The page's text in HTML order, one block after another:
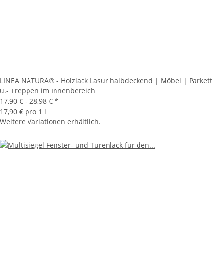
LINEA NATURA® - Holzlack Lasur halbdeckend | Möbel | Parkett
u.- Treppen im Innenbereich
17,90 € - 28,98 € *
17,90 € pro 1 l
Weitere Variationen erhältlich.